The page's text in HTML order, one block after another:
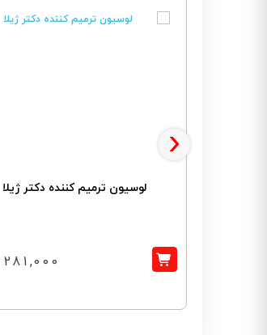
لوسیون ترمیم کننده دکتر ژیلا
281,000
›